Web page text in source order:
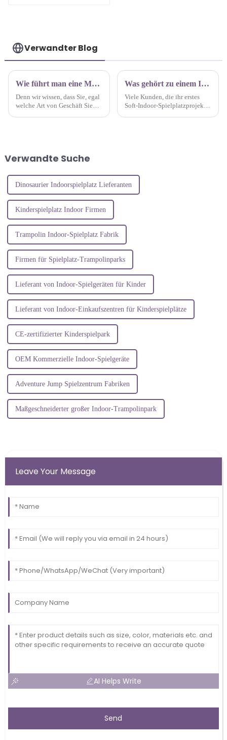
Verwandter Blog
Wie führt man eine Marktforschung durch und wählt einen Standort für einen Indoor-Spielplatz für Kinder aus?
Denn wir wissen, dass Sie, egal
welche Art von Geschäft Sie
Was gehört zu einem Indoor-Spielplatz?
Viele Kunden, die ihr erstes
Soft-Indoor-Spielplatzprojekt
Verwandte Suche
Dinosaurier Indoorspielplatz Lieferanten
Kinderspielplatz Indoor Firmen
Trampolin Indoor-Spielplatz Fabrik
Firmen für Spielplatz-Trampolinparks
Lieferant von Indoor-Spielgeräten für Kinder
Lieferant von Indoor-Einkaufszentren für Kinderspielplätze
CE-zertifizierter Kinderspielpark
OEM Kommerzielle Indoor-Spielgeräte
Adventure Jump Spielzentrum Fabriken
Maßgeschneiderter großer Indoor-Trampolinpark
Leave Your Message
AI Helps Write
Send